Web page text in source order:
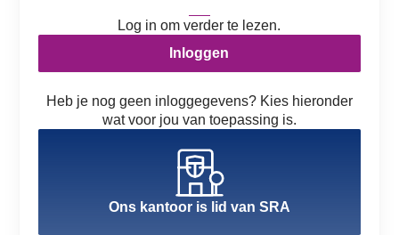
Log in om verder te lezen.
Inloggen
Heb je nog geen inloggegevens? Kies hieronder
wat voor jou van toepassing is.
Ons kantoor is lid van SRA